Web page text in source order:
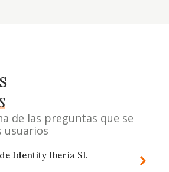
de las preguntas que se
usuarios
Identity Iberia Sl.